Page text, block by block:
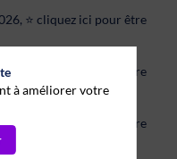
⭐ cliquez ici pour être
⭐ cliquez ici pour être
⭐ cliquez ici pour être
à améliorer votre